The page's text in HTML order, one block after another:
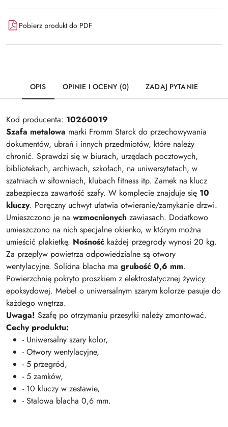
Pobierz produkt do PDF
OPIS OPINIE I OCENY (0) ZADAJ PYTANIE
Kod producenta: 10260019
Szafa metalowa marki Fromm Starck do przechowywania
dokumentów, ubrań i innych przedmiotów, które należy
chronić. Sprawdzi się w biurach, urzędach pocztowych,
bibliotekach, archiwach, szkołach, na uniwersytetach, w
szatniach w siłowniach, klubach fitness itp. Zamek na klucz
zabezpiecza zawartość szafy. W komplecie znajduje się 10
kluczy. Poręczny uchwyt ułatwia otwieranie/zamykanie drzwi.
Umieszczono je na wzmocnionych zawiasach. Dodatkowo
umieszczono na nich specjalne okienko, w którym można
umieścić plakietkę. Nośność każdej przegrody wynosi 20 kg.
Za przepływ powietrza odpowiedzialne są otwory
wentylacyjne. Solidna blacha ma grubość 0,6 mm.
Powierzchnię pokryto proszkiem z elektrostatycznej żywicy
epoksydowej. Mebel o uniwersalnym szarym kolorze pasuje do
każdego wnętrza.
Uwaga! Szafę po otrzymaniu przesyłki należy zmontować.
Cechy produktu:
- Uniwersalny szary kolor,
- Otwory wentylacyjne,
- 5 przegród,
- 5 zamków,
- 10 kluczy w zestawie,
- Stalowa blacha 0,6 mm.